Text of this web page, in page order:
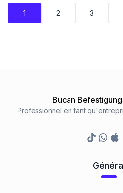
1 2 3
Bucan
Professionnel en tant
TikTok